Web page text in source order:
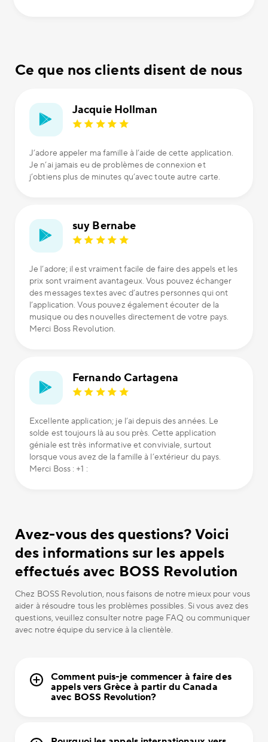
Ce que nos clients disent de nous
Jacquie Hollman
J’adore appeler ma famille à l’aide de cette application.
Je n’ai jamais eu de problèmes de connexion et
j’obtiens plus de minutes qu’avec toute autre carte.
suy Bernabe
Je l’adore; il est vraiment facile de faire des appels et les
prix sont vraiment avantageux. Vous pouvez échanger
des messages textes avec d’autres personnes qui ont
l’application. Vous pouvez également écouter de la
musique ou des nouvelles directement de votre pays.
Merci Boss Revolution.
Fernando Cartagena
Excellente application; je l’ai depuis des années. Le
solde est toujours là au sou près. Cette application
géniale est très informative et conviviale, surtout
lorsque vous avez de la famille à l’extérieur du pays.
Merci Boss : +1 :
Avez-vous des questions? Voici
des informations sur les appels
effectués avec BOSS Revolution
Chez BOSS Revolution, nous faisons de notre mieux pour vous
aider à résoudre tous les problèmes possibles. Si vous avez des
questions, veuillez consulter notre page FAQ ou communiquer
avec notre équipe du service à la clientèle.
Comment puis-je commencer à faire des
appels vers Grèce à partir du Canada
avec BOSS Revolution?